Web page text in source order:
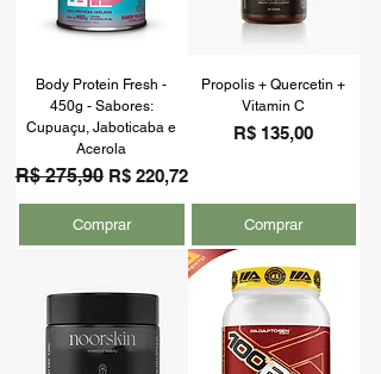
Body Protein Fresh -
450g - Sabores:
Cupuaçu, Jaboticaba e
Acerola
Preço normal
R$ 275,90 Preço promocional
R$ 220,72
Comprar
Propolis + Quercetin +
Vitamin C
Preço
R$ 135,00
Comprar